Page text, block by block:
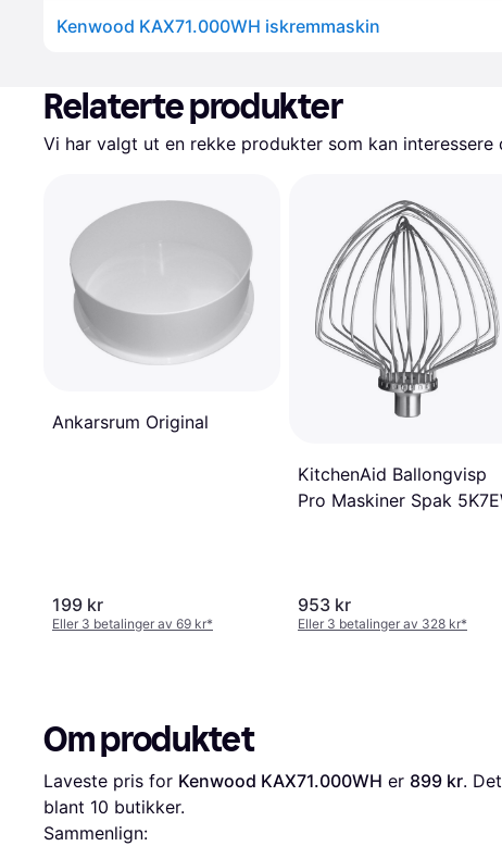
Kenwood KAX71.000WH iskremmaskin
Relaterte produkter
Vi har valgt ut en rekke produkter som kan interessere
Ankarsrum Original
199 kr
Eller 3 betalinger av 69 kr*
KitchenAid Ballongvisp
Pro Maskiner Spak
953 kr
Eller 3 betalinger av 328 kr*
Om produktet
Laveste pris for Kenwood KAX71.000WH er 899 kr.
blant 10 butikker.
Sammenlign: